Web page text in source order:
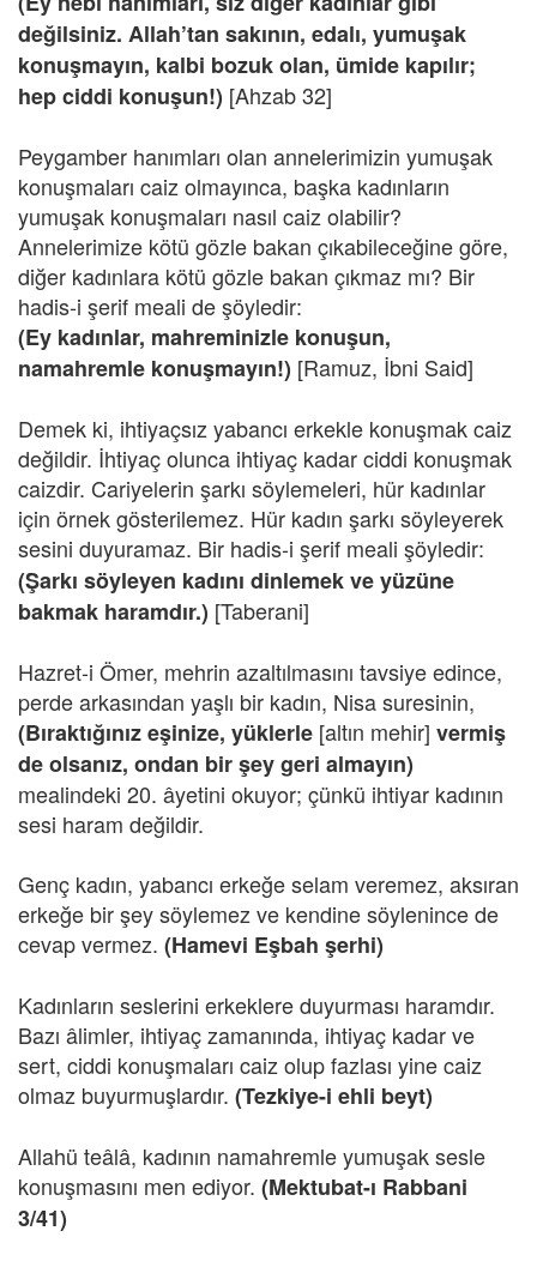
değilsiniz. Allah’tan sakının, edalı, yumuşak
konuşmayın, kalbi bozuk olan, ümide kapılır;
hep ciddi konuşun!) [Ahzab 32]
Peygamber hanımları olan annelerimizin yumuşak
konuşmaları caiz olmayınca, başka kadınların
yumuşak konuşmaları nasıl caiz olabilir?
Annelerimize kötü gözle bakan çıkabileceğine göre,
diğer kadınlara kötü gözle bakan çıkmaz mı? Bir
hadis-i şerif meali de şöyledir:
(Ey kadınlar, mahreminizle konuşun,
namahremle konuşmayın!) [Ramuz, İbni Said]
Demek ki, ihtiyaçsız yabancı erkekle konuşmak caiz
değildir. İhtiyaç olunca ihtiyaç kadar ciddi konuşmak
caizdir. Cariyelerin şarkı söylemeleri, hür kadınlar
için örnek gösterilemez. Hür kadın şarkı söyleyerek
sesini duyuramaz. Bir hadis-i şerif meali şöyledir:
(Şarkı söyleyen kadını dinlemek ve yüzüne
bakmak haramdır.) [Taberani]
Hazret-i Ömer, mehrin azaltılmasını tavsiye edince,
perde arkasından yaşlı bir kadın, Nisa suresinin,
(Bıraktığınız eşinize, yüklerle [altın mehir] vermiş
de olsanız, ondan bir şey geri almayın)
mealindeki 20. âyetini okuyor; çünkü ihtiyar kadının
sesi haram değildir.
Genç kadın, yabancı erkeğe selam veremez, aksıran
erkeğe bir şey söylemez ve kendine söylenince de
cevap vermez. (Hamevi Eşbah şerhi)
Kadınların seslerini erkeklere duyurması haramdır.
Bazı âlimler, ihtiyaç zamanında, ihtiyaç kadar ve
sert, ciddi konuşmaları caiz olup fazlası yine caiz
olmaz buyurmuşlardır. (Tezkiye-i ehli beyt)
Allahü teâlâ, kadının namahremle yumuşak sesle
konuşmasını men ediyor. (Mektubat-ı Rabbani
3/41)